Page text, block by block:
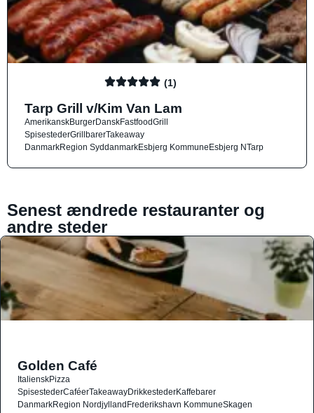
(1)
Tarp Grill v/Kim Van Lam
AmerikanskBurgerDanskFastfoodGrill
SpisestederGrillbarerTakeaway
DanmarkRegion SyddanmarkEsbjerg KommuneEsbjerg NTarp
Senest ændrede restauranter og
andre steder
Golden Café
ItalienskPizza
SpisestederCaféerTakeawayDrikkestederKaffebarer
DanmarkRegion NordjyllandFrederikshavn KommuneSkagen